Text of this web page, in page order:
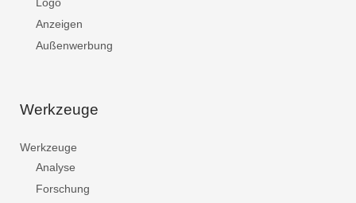
Anzeigen
Außenwerbung
Werkzeuge
Werkzeuge
Analyse
Forschung